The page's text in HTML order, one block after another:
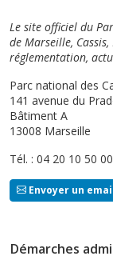
Le site officiel du
de Marseille,
réglementation,
Parc national des
141 avenue du
Bâtiment A
13008 Marseille
Tél. : 04 20 10 50 00
Envoyer un
Démarches